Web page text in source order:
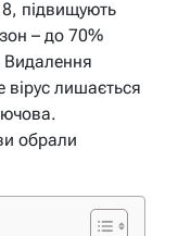
підвищують
– до 70%
вірус лишається
обрали